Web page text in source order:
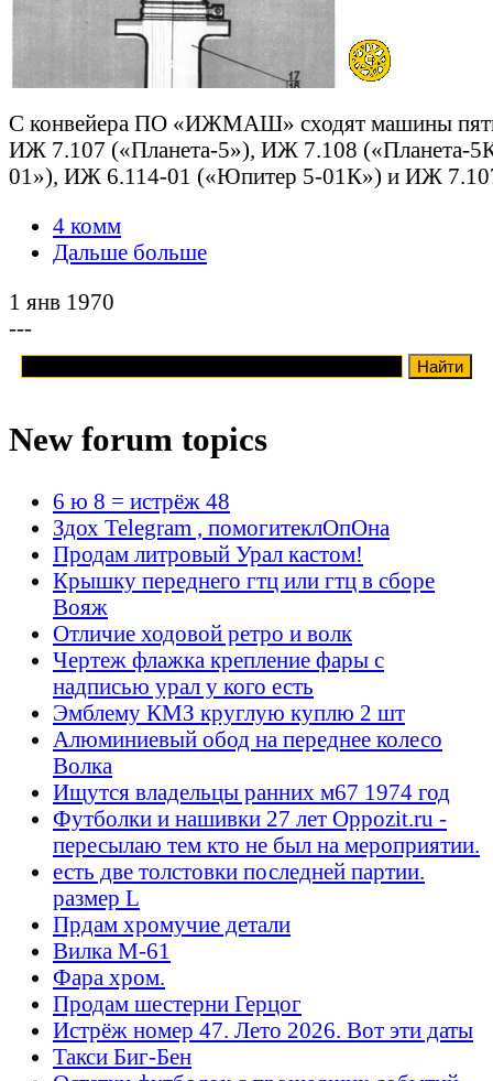
С конвейера ПО «ИЖМАШ» сходят машины
ИЖ 7.107 («Планета-5»), ИЖ 7.108 («Планета-
01»), ИЖ 6.114-01 («Юпитер 5-01К») и ИЖ
4 комм
Дальше больше
1 янв 1970
---
New forum topics
6 ю 8 = истрёж 48
Здох Telegram , помогитеклОпОна
Продам литровый Урал кастом!
Крышку переднего гтц или гтц в сборе
Вояж
Отличие ходовой ретро и волк
Чертеж флажка крепление фары с
надписью урал у кого есть
Эмблему КМЗ круглую куплю 2 шт
Алюминиевый обод на переднее колесо
Волка
Ищутся владельцы ранних м67 1974 год
Футболки и нашивки 27 лет Oppozit.ru -
пересылаю тем кто не был на мероприятии.
есть две толстовки последней партии.
размер L
Прдам хромучие детали
Вилка М-61
Фара хром.
Продам шестерни Герцог
Истрёж номер 47. Лето 2026. Вот эти даты
Такси Биг-Бен